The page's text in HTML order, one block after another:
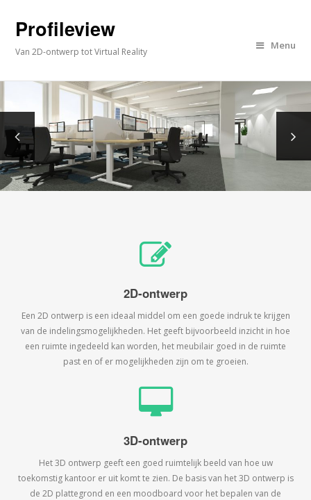
Profileview
Van 2D-ontwerp tot Virtual Reality
Menu
2D-ontwerp
Een 2D ontwerp is een ideaal middel om een goede indruk te krijgen
van de indelingsmogelijkheden. Het geeft bijvoorbeeld inzicht in hoe
een ruimte ingedeeld kan worden, het meubilair goed in de ruimte
past en of er mogelijkheden zijn om te groeien.
3D-ontwerp
Het 3D ontwerp geeft een goed ruimtelijk beeld van hoe uw
toekomstig kantoor er uit komt te zien. De basis van het 3D ontwerp is
de 2D plattegrond en een moodboard voor het bepalen van de